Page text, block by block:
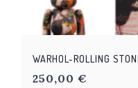
WARHOL-ROLLING
250,00 €